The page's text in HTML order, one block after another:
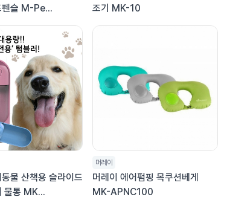
펜슬 M-Pe...
조기 MK-10
물 산책용 슬라이드
물통 MK...
머레이
머레이 에어펌핑 목쿠션베게
MK-APNC100